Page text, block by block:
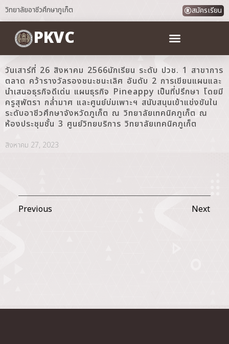
วิทยาลัยอาชีวศึกษาภูเก็ต สมัครเรียน
PKVC
วันเสาร์ที่ 26 สิงหาคม 2566นักเรียน ระดับ ปวช. 1 สาขาการ
ตลาด คว้ารางวัลรองชนะชนะเลิศ อันดับ 2 การเขียนแผนและ
นำเสนอธุรกิจดีเด่น แผนธุรกิจ Pineappy เป็นที่ปรึกษา โดยมี
ครูสุพัตรา กล่ำมาศ และศูนย์บ่มเพาะฯ สนับสนุนเข้าแข่งขันใน
ระดับอาชีวศึกษาจังหวัดภูเก็ต ณ วิทยาลัยเทคนิคภูเก็ต ณ
ห้องประชุมชั้น 3 ศูนย์วิทยบริการ วิทยาลัยเทคนิคภูเก็ต
สิงหาคม 27, 2023
Previous Next